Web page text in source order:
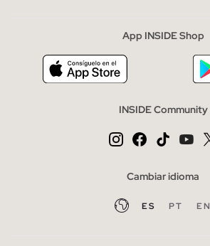
App INSIDE Shop
INSIDE Community
Cambiar idioma
ES PT EN